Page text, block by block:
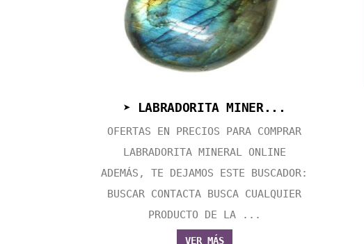
➤ LABRADORITA MINER...
OFERTAS EN PRECIOS PARA COMPRAR
LABRADORITA MINERAL ONLINE
ADEMÁS, TE DEJAMOS ESTE BUSCADOR:
BUSCAR CONTACTA BUSCA CUALQUIER
PRODUCTO DE LA ...
VER MÁS